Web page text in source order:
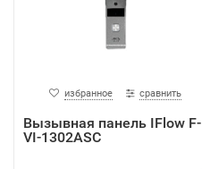
избранное сравнить
Вызывная панель IFlow F-
VI-1302ASC